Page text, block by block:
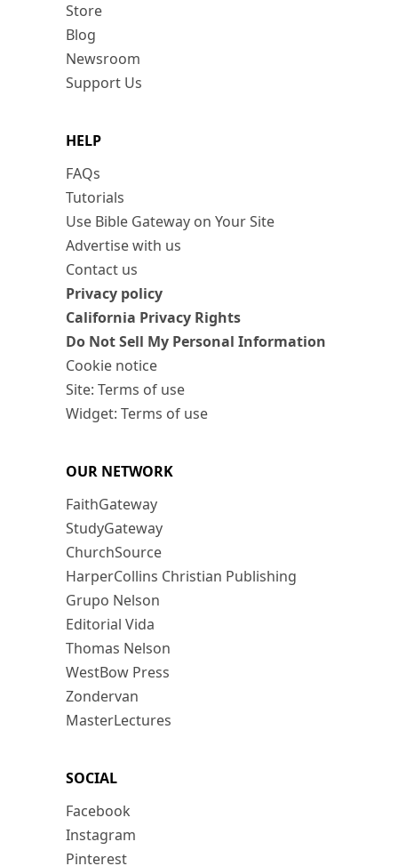
Store
Blog
Newsroom
Support Us
HELP
FAQs
Tutorials
Use Bible Gateway on Your Site
Advertise with us
Contact us
Privacy policy
California Privacy Rights
Do Not Sell My Personal Information
Cookie notice
Site: Terms of use
Widget: Terms of use
OUR NETWORK
FaithGateway
StudyGateway
ChurchSource
HarperCollins Christian Publishing
Grupo Nelson
Editorial Vida
Thomas Nelson
WestBow Press
Zondervan
MasterLectures
SOCIAL
Facebook
Instagram
Pinterest